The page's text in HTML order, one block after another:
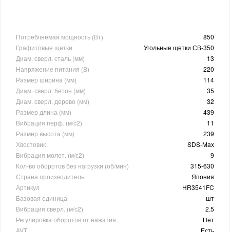
Потребляемая мощность (Вт)
850
Графитовые щетки
Угольные щетки СВ-350
Диам. сверл. сталь (мм)
13
Напряжение питания (В)
220
Размер ширина (мм)
114
Диам. сверл. бетон (мм)
35
Диам. сверл. дерево (мм)
32
Размер длина (мм)
439
Вибрация перф. (м/с2)
11
Размер высота (мм)
239
Хвостовик
SDS-Max
Вибрация молот. (м/с2)
9
Кол-во оборотов без нагрузки (об/мин)
315-630
Страна производитель
Япония
Артикул
HR3541FC
Базовая единица
шт
Вибрация сверл. (м/с2)
2.5
Регулировка оборотов от нажатия
Нет